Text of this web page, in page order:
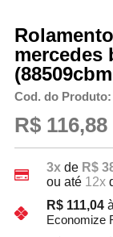
mercedes
Cod. do Produto:
R$ 116,88
3xde R$
ou até 12x
R$ 111,04
Economize